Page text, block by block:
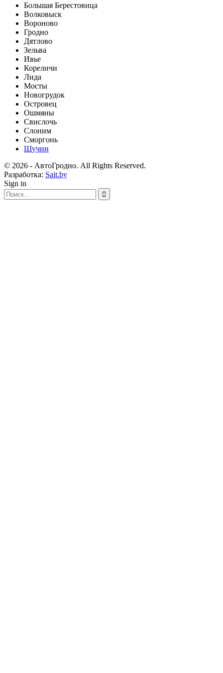
Большая Берестовица
Волковыск
Вороново
Гродно
Дятлово
Зельва
Ивье
Кореличи
Лида
Мосты
Новогрудок
Островец
Ошмяны
Свислочь
Слоним
Сморгонь
Щучин
© 2026 - АвтоГродно. All Rights Reserved.
Разработка: Sait.by
Sign in